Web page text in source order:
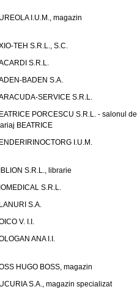
I.U.M., magazin
TEH S.R.L., S.C.
S.R.L.
BADEN S.A.
SERVICE S.R.L.
PORCESCU S.R.L. - salonul de
BEATRICE
I.U.M.
S.R.L., librarie
S.R.L.
S.A.
V. I.I.
ANA I.I.
HUGO BOSS, magazin
S.A., magazin specializat